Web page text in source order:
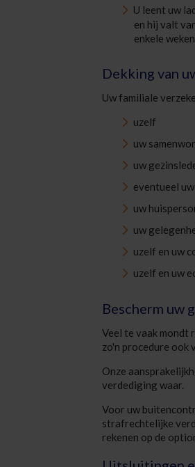
U leent uw
en hij valt
enkele
Dekking van
Uw familiale
uzelf
uw
uw
eventueel
uw
uw
uzelf en uw
uzelf en uw
Bescherm uw
Veel te vaak mondt
zo'n procedure ook
Onze
verdediging waar.
Voor uw
strafrechtelijke
rekenen op de